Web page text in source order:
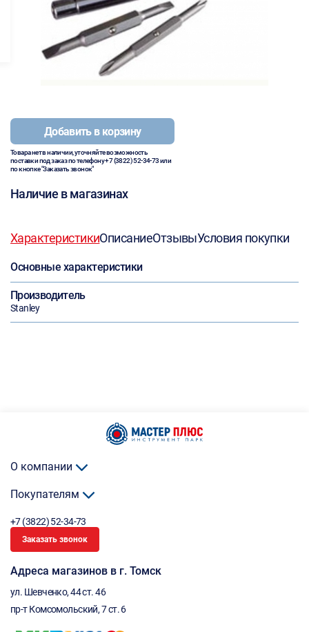
Добавить в корзину
Товара нет в наличии, уточняйте возможность
поставки под заказ по телефону+7 (3822) 52-34-73или
по кнопке "Заказать звонок"
Наличие в магазинах
ХарактеристикиОписаниеОтзывыУсловия покупки
Основные характеристики
Производитель
Stanley
О компании
Покупателям
+7 (3822) 52-34-73
Заказать звонок
Адреса магазинов в г. Томск
ул. Шевченко, 44 ст. 46
пр-т Комсомольский, 7 ст. 6